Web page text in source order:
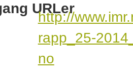
URLer
http://
rapp_25-
no